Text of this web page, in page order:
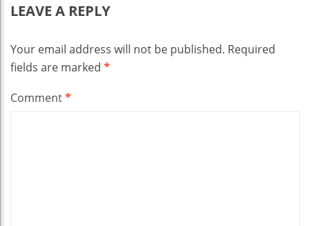
LEAVE A REPLY
Your email address will not be published. Required
fields are marked *
Comment*